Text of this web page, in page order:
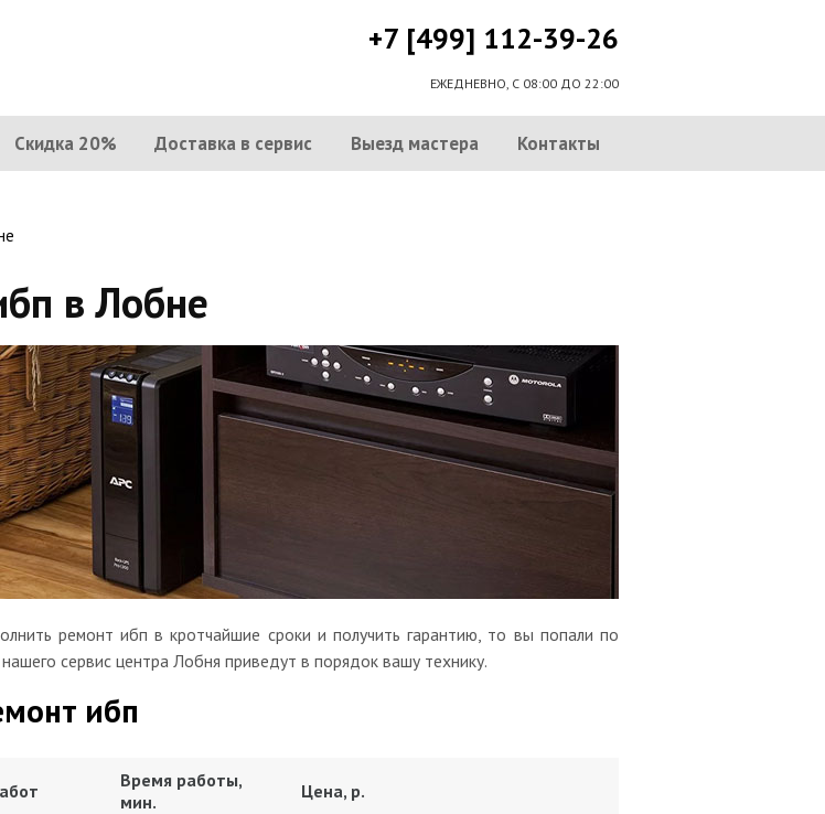
+7 [499] 112-39-26
ЕЖЕДНЕВНО, С 08:00 ДО 22:00
Скидка 20% Доставка в сервис Выезд мастера Контакты
в Лобне
ремонт ибп в кротчайшие сроки и получить гарантию, то вы попали по
сервис центра Лобня приведут в порядок вашу технику.
ибп
Время работы,
мин.
Цена, р.